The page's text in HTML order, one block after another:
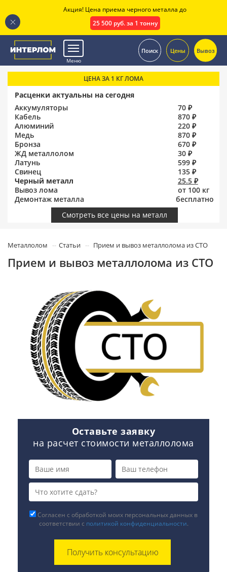
Меню
Поиск Цены Вывоз
ЦЕНА ЗА 1 КГ ЛОМА
Расценки актуальны на сегодня
Аккумуляторы
70 ₽
Кабель
870 ₽
Алюминий
220 ₽
Медь
870 ₽
Бронза
670 ₽
ЖД металлолом
30 ₽
Латунь
599 ₽
Свинец
135 ₽
Черный металл
25.5 ₽
Вывоз лома
от 100 кг
Демонтаж металла
бесплатно
Смотреть все цены на металл
Металлолом Статьи Прием и вывоз металлолома из СТО
Прием и вывоз металлолома из СТО
Оставьте заявку
на расчет стоимости металлолома
Согласен с обработкой моих персональных данных в
соответствии с политикой конфиденциальности.
Акция! Цена приема черного металла до
25 500 руб. за 1 тонну
.